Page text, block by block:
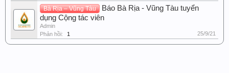
Bà Rịa – Vũng Tàu
Báo Bà Rịa - Vũng Tàu tuyển
dụng Cộng tác viên
Admin
Phản hồi:
1 25/9/21